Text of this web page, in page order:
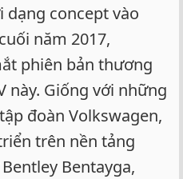
dạng concept vào
năm 2017,
phiên bản thương
này. Giống với những
đoàn Volkswagen,
trên nền tảng
Bentayga,